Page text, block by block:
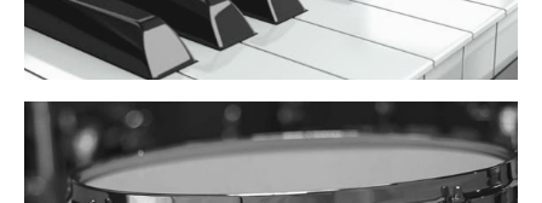
Monitores de estudio
Interfaz para grabación
Audífonos y monitoreo personal
Estantes y soportes
Instalaciones y publicidad